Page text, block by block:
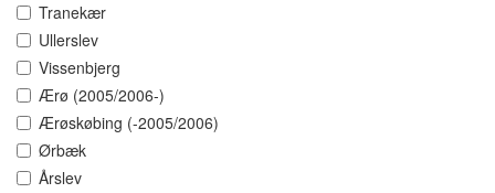
Tranekær
Ullerslev
Vissenbjerg
Ærø (2005/2006-)
Ærøskøbing (-2005/2006)
Ørbæk
Årslev